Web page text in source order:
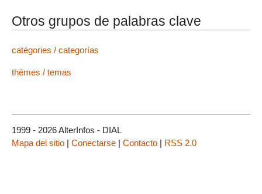
Otros grupos de palabras clave
catégories / categorías
thèmes / temas
1999 - 2026 AlterInfos - DIAL
Mapa del sitio | Conectarse | Contacto | RSS 2.0